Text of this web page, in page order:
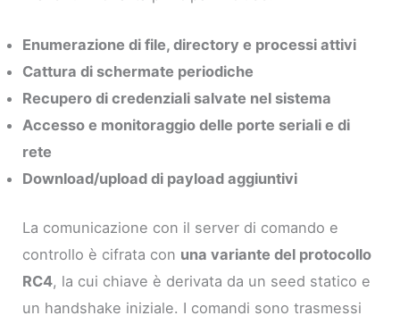
Enumerazione di file, directory e processi attivi
Cattura di schermate periodiche
Recupero di credenziali salvate nel sistema
Accesso e monitoraggio delle porte seriali e di
rete
Download/upload di payload aggiuntivi
La comunicazione con il server di comando e
controllo è cifrata con una variante del protocollo
RC4, la cui chiave è derivata da un seed statico e
un handshake iniziale. I comandi sono trasmessi